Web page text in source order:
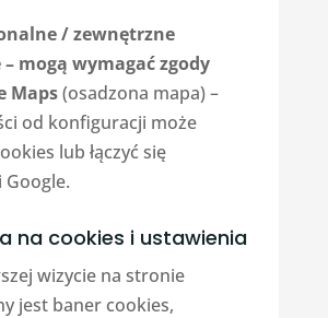
/ zewnętrzne
mogą wymagać zgody
Maps(osadzona mapa) –
od konfiguracji może
lub łączyć się
Google.
na cookies i ustawienia
wizycie na stronie
jest baner cookies,